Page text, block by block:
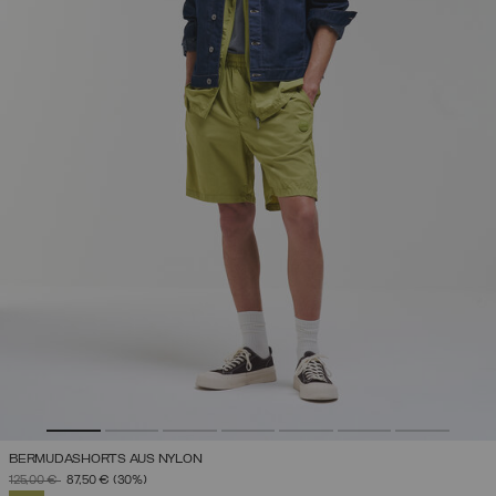
BERMUDASHORTS AUS NYLON
PREIS REDUZIERT VON
125,00 €AUF
87,50 € (30%)